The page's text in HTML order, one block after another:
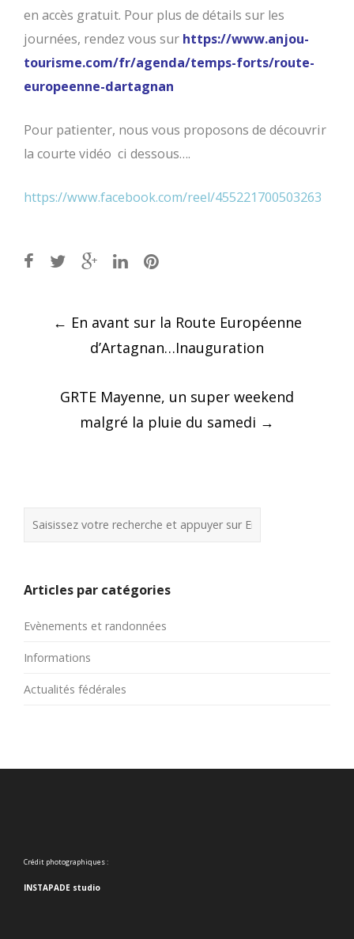
en accès gratuit. Pour plus de détails sur les
journées, rendez vous sur https://www.anjou-
tourisme.com/fr/agenda/temps-forts/route-
europeenne-dartagnan
Pour patienter, nous vous proposons de découvrir
la courte vidéo ci dessous….
https://www.facebook.com/reel/455221700503263
Post
navigation
← En avant sur la Route Européenne
d’Artagnan…Inauguration
GRTE Mayenne, un super weekend
malgré la pluie du samedi →
Articles par catégories
Evènements et randonnées
Informations
Actualités fédérales
Crédit photographiques :
INSTAPADE studio